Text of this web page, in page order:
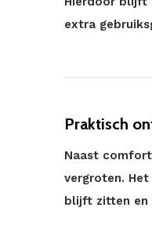
extra
Praktisch
Naast
vergroten.
blijft zitten en